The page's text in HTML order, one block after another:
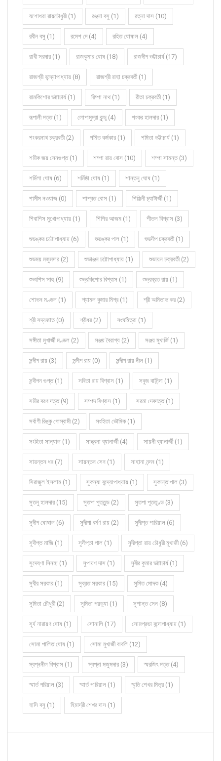
যশোধরা রায়চৌধুরী (1) রঞ্জনা বসু (1) রত্না দাস (10)
রবীন বসু (1) রমেশ দে (4) রহিত ঘোষাল (4)
রাখী সরদার (1) রাজকুমার ঘোষ (18) রাজদীপ ভট্টাচার্য (17)
রাজশ্রী বন্দ্যোপাধ্যায় (8) রাজশ্রী রাহা চক্রবর্তী (1)
রামকিশোর ভট্টাচার্য (1) রিম্পা নাথ (1) রীতা চক্রবর্তী (1)
রূপালী দত্ত (1) লোপামুদ্রা কুন্ডু (4) শংকর হালদার (1)
শংকরনাথ চক্রবর্তী (2) শমিত কর্মকার (1) শমিতা ভট্টাচার্য (1)
শমীক জয় সেনগুপ্ত (1) শম্পা রায় বোস (10) শম্পা সামন্ত (3)
শর্মিলা ঘোষ (6) শর্মিষ্ঠা ঘোষ (1) শান্তনু ঘোষ (1)
শামীম নওয়াজ (0) শাশ্বত বোস (1) শিঞ্জিনী চ্যাটার্জী (1)
শিবাশিস মুখোপাধ্যায় (1) শিশির আজম (1) শীতল বিশ্বাস (3)
শুভঙ্কর চট্টোপাধ্যায় (6) শুভঙ্কর পাল (1) শুভদীপ চক্রবর্তী (1)
শুভময় মজুমদার (2) শুভাঞ্জন চট্টোপাধ্যায় (1) শুভায়ন চক্রবর্তী (2)
শুভাশিস সাহু (9) শুভ্রকিশোর বিশ্বাস (1) শুভ্রব্রত রায় (1)
শোভন মণ্ডল (1) শ্যামল কুমার মিশ্র (1) শ্রী অমিতাভ কর (2)
শ্রী সদ্যজাত (0) শ্রীধর (2) সংঘমিত্রা (1)
সঙ্গীতা মুখার্জী মণ্ডল (2) সঞ্জয় বৈরাগ্য (2) সঞ্জয় মুখার্জি (1)
সন্দীপ রায় (3) সন্দীপ রায় (0) সন্দীপ রায় নীল (1)
সন্দীপন গুপ্ত (1) সবিতা রায় বিশ্বাস (1) সবুজ বাসিন্দা (1)
সমীর বরণ দত্ত (9) সম্পদ বিশ্বাস (1) সরমা দেবদত্ত (1)
সর্বাণী রিঙ্কু গোস্বামী (2) সংহিতা ভৌমিক (1)
সংহিতা সান্যাল (1) সান্ত্বনা ব্যানার্জী (4) সায়নী ব্যানার্জী (1)
সায়ন্তন ধর (7) সায়ন্তন সেন (1) সাহানা নন্দন (1)
সিরাজুল ইসলাম (1) সুকন্যা বন্দ্যোপাধ্যায় (1) সুকান্ত পাল (3)
সুতনু হালদার (15) সুতপা পুততুন্ড (2) সুতপা পূততুণ্ড (3)
সুদীপ ঘোষাল (6) সুদীপা বর্মণ রায় (2) সুদীপ্ত পারিয়াল (6)
সুদীপ্ত মাজি (1) সুদীপ্তা পাল (1) সুদীপ্তা রায় চৌধুরী মুখার্জী (6)
সুদেষ্ণা সিনহা (1) সুপায়ণ দাস (1) সুবীর কুমার ভট্টাচার্য (1)
সুবীর সরকার (1) সুব্রত সরকার (15) সুমিত মোদক (4)
সুমিতা চৌধুরী (2) সুমিতা পয়ড়্যা (1) সুশান্ত সেন (8)
সূর্য নারায়ণ ঘোষ (1) সোনালি (17) সোমপ্রভা বন্দোপাধ্যায় (1)
সোমা পালিত ঘোষ (1) সোমা মুখার্জী বাবলি (12)
স্বপ্ননীল বিশ্বাস (1) স্বপ্না মজুমদার (3) স্মরজিৎ দত্ত (4)
স্মার্ত পরিয়াল (3) স্মার্ত পারিয়াল (1) স্মৃতি শেখর মিত্র (1)
হাসি বসু (1) হিমাদ্রী শেখর দাস (1)